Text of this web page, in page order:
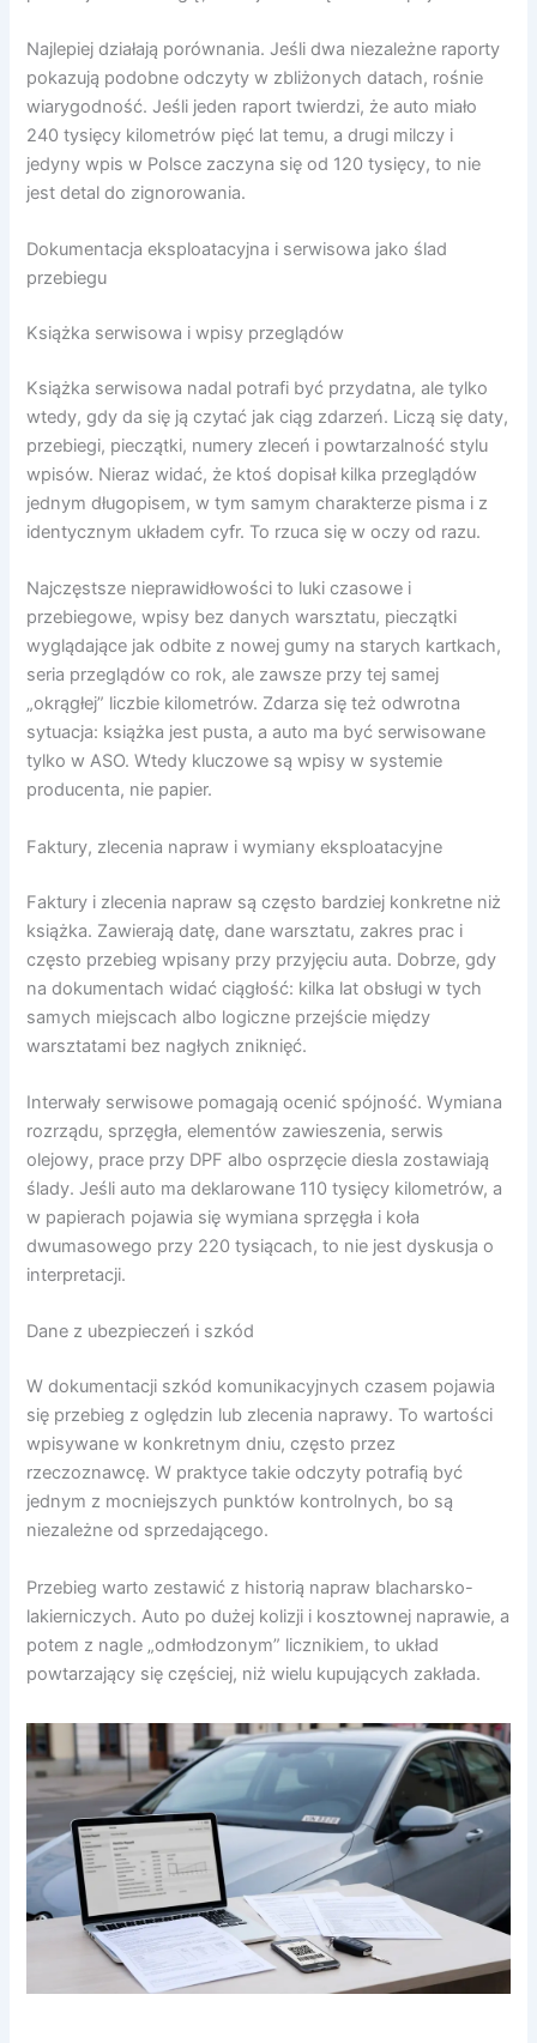
Najlepiej działają porównania. Jeśli dwa niezależne raporty
pokazują podobne odczyty w zbliżonych datach, rośnie
wiarygodność. Jeśli jeden raport twierdzi, że auto miało
240 tysięcy kilometrów pięć lat temu, a drugi milczy i
jedyny wpis w Polsce zaczyna się od 120 tysięcy, to nie
jest detal do zignorowania.
Dokumentacja eksploatacyjna i serwisowa jako ślad
przebiegu
Książka serwisowa i wpisy przeglądów
Książka serwisowa nadal potrafi być przydatna, ale tylko
wtedy, gdy da się ją czytać jak ciąg zdarzeń. Liczą się daty,
przebiegi, pieczątki, numery zleceń i powtarzalność stylu
wpisów. Nieraz widać, że ktoś dopisał kilka przeglądów
jednym długopisem, w tym samym charakterze pisma i z
identycznym układem cyfr. To rzuca się w oczy od razu.
Najczęstsze nieprawidłowości to luki czasowe i
przebiegowe, wpisy bez danych warsztatu, pieczątki
wyglądające jak odbite z nowej gumy na starych kartkach,
seria przeglądów co rok, ale zawsze przy tej samej
„okrągłej” liczbie kilometrów. Zdarza się też odwrotna
sytuacja: książka jest pusta, a auto ma być serwisowane
tylko w ASO. Wtedy kluczowe są wpisy w systemie
producenta, nie papier.
Faktury, zlecenia napraw i wymiany eksploatacyjne
Faktury i zlecenia napraw są często bardziej konkretne niż
książka. Zawierają datę, dane warsztatu, zakres prac i
często przebieg wpisany przy przyjęciu auta. Dobrze, gdy
na dokumentach widać ciągłość: kilka lat obsługi w tych
samych miejscach albo logiczne przejście między
warsztatami bez nagłych zniknięć.
Interwały serwisowe pomagają ocenić spójność. Wymiana
rozrządu, sprzęgła, elementów zawieszenia, serwis
olejowy, prace przy DPF albo osprzęcie diesla zostawiają
ślady. Jeśli auto ma deklarowane 110 tysięcy kilometrów, a
w papierach pojawia się wymiana sprzęgła i koła
dwumasowego przy 220 tysiącach, to nie jest dyskusja o
interpretacji.
Dane z ubezpieczeń i szkód
W dokumentacji szkód komunikacyjnych czasem pojawia
się przebieg z oględzin lub zlecenia naprawy. To wartości
wpisywane w konkretnym dniu, często przez
rzeczoznawcę. W praktyce takie odczyty potrafią być
jednym z mocniejszych punktów kontrolnych, bo są
niezależne od sprzedającego.
Przebieg warto zestawić z historią napraw blacharsko-
lakierniczych. Auto po dużej kolizji i kosztownej naprawie, a
potem z nagle „odmłodzonym” licznikiem, to układ
powtarzający się częściej, niż wielu kupujących zakłada.